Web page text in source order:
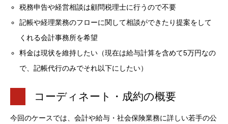
税務申告や経営相談は顧問税理士に行うので不要
記帳や経理業務のフローに関して相談ができたり提案をして
くれる会計事務所を希望
料金は現状を維持したい（現在は給与計算を含めて5万円なの
で、記帳代行のみでそれ以下にしたい）
コーディネート・成約の概要
今回のケースでは、会計や給与・社会保険業務に詳しい若手の公